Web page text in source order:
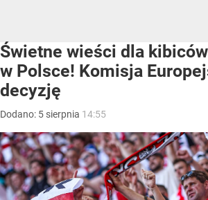
Świetne wieści dla
w Polsce! Komisja
decyzję
Dodano: 5 sierpnia 14:55